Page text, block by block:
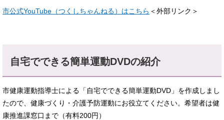
市公式YouTube（つくしちゃんねる）はこちら ＜外部リンク＞
自宅でできる簡単運動DVDの紹介
市健康運動指導士による「自宅でできる簡単運動DVD」を作成しまし
たので、健康づくり・介護予防運動にお役立てください。希望者は健
康推進課窓口まで（有料200円）